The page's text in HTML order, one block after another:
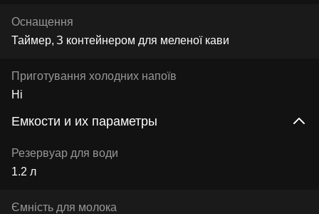
Оснащення
Таймер З контейнером для меленої кави
Приготування холодних напоїв
Ні
Емкости и их параметры
Резервуар для води
1.2 л
Ємність для молока